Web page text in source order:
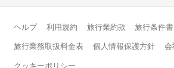
ヘルプ 利用規約 旅行業約款 旅行条件書
旅行業務取扱料金表 個人情報保護方針 会
クッキーポリシー